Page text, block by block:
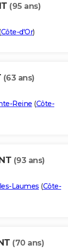
(95 ans)
Côte-d'Or)
(63 ans)
Reine (Côte-
(93 ans)
Laumes (Côte-
(70 ans)